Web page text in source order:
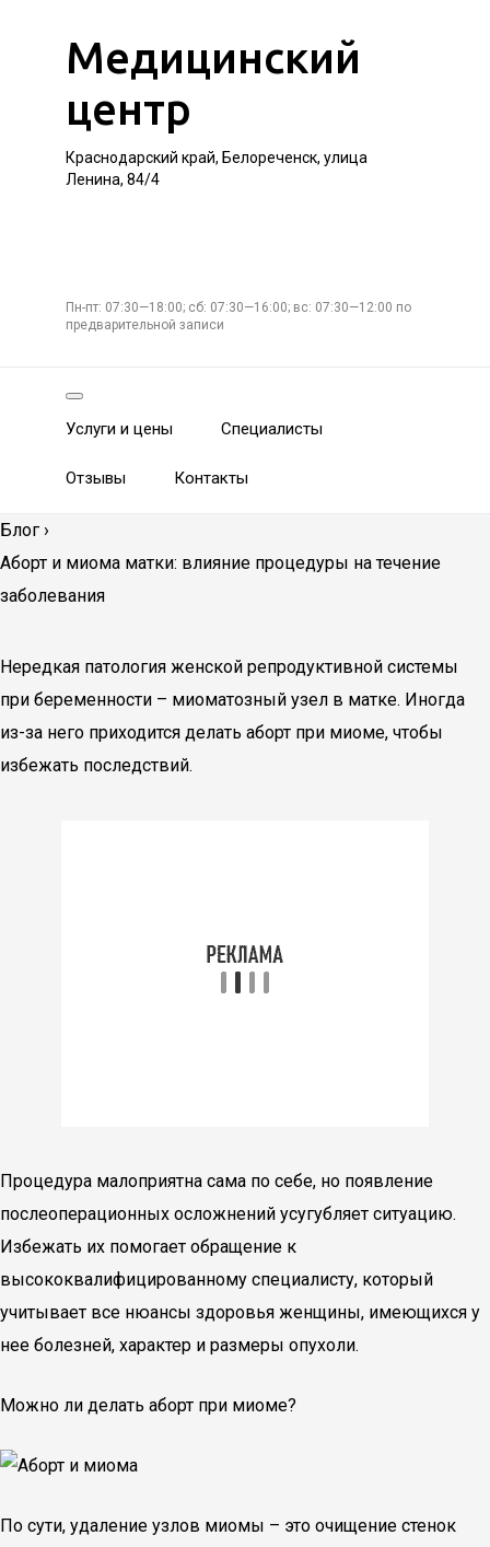
Медицинский
центр
Краснодарский край, Белореченск, улица
Ленина, 84/4
Пн-пт: 07:30—18:00; сб: 07:30—16:00; вс: 07:30—12:00 по
предварительной записи
Услуги и цены Специалисты
Отзывы Контакты
Блог ›
Аборт и миома матки: влияние процедуры на течение
заболевания
Нередкая патология женской репродуктивной системы
при беременности – миоматозный узел в матке. Иногда
из-за него приходится делать аборт при миоме, чтобы
избежать последствий.
Процедура малоприятна сама по себе, но появление
послеоперационных осложнений усугубляет ситуацию.
Избежать их помогает обращение к
высококвалифицированному специалисту, который
учитывает все нюансы здоровья женщины, имеющихся у
нее болезней, характер и размеры опухоли.
Можно ли делать аборт при миоме?
По сути, удаление узлов миомы – это очищение стенок